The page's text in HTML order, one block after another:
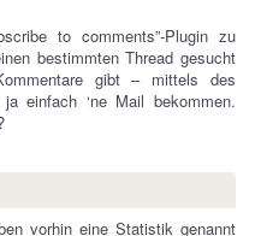
to comments”-Plugin zu
bestimmten Thread gesucht
gibt – mittels des
einfach ‘ne Mail bekommen.
vorhin eine Statistik genannt